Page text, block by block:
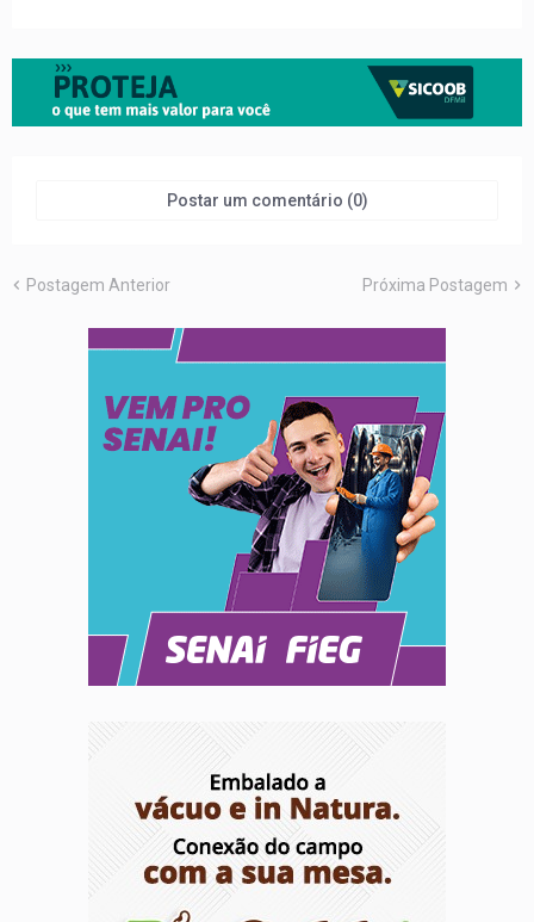
Postar um comentário (0)
Postagem Anterior Próxima Postagem